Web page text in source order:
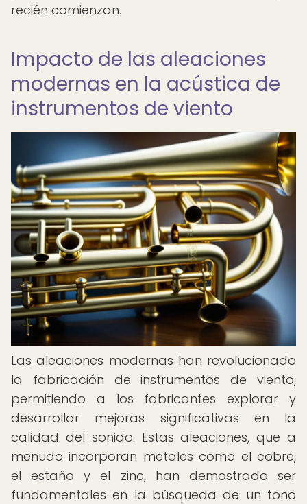
recién comienzan.
Impacto de las aleaciones
modernas en la acústica de
instrumentos de viento
Las aleaciones modernas han revolucionado
la fabricación de instrumentos de viento,
permitiendo a los fabricantes explorar y
desarrollar mejoras significativas en la
calidad del sonido. Estas aleaciones, que a
menudo incorporan metales como el cobre,
el estaño y el zinc, han demostrado ser
fundamentales en la búsqueda de un tono